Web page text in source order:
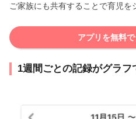
ご家族にも共有することで育児を
アプリを無料
1週間ごとの記録がグラフ